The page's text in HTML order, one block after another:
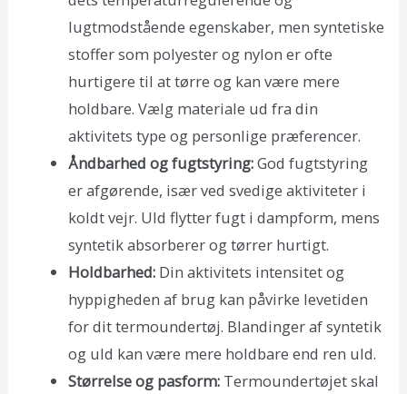
lugtmodstående egenskaber, men syntetiske
stoffer som polyester og nylon er ofte
hurtigere til at tørre og kan være mere
holdbare. Vælg materiale ud fra din
aktivitets type og personlige præferencer.
Åndbarhed og fugtstyring:God fugtstyring
er afgørende, især ved svedige aktiviteter i
koldt vejr. Uld flytter fugt i dampform, mens
syntetik absorberer og tørrer hurtigt.
Holdbarhed:Din aktivitets intensitet og
hyppigheden af brug kan påvirke levetiden
for dit termoundertøj. Blandinger af syntetik
og uld kan være mere holdbare end ren uld.
Størrelse og pasform:Termoundertøjet skal